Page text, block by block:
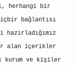
herhangi bir
bağlantısı
hazırladığımız
alan içerikler
kurum ve kişiler